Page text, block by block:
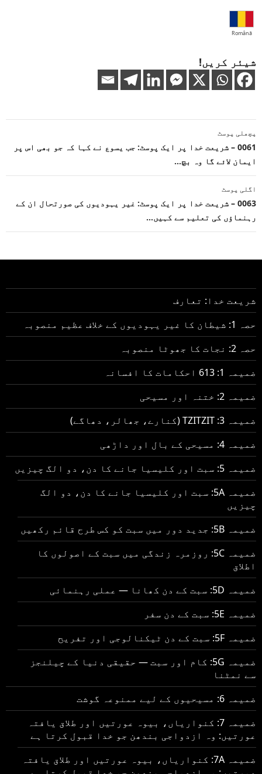
Română
شیئر کریں!
پوسٹوں
کی
نیویگیشن
پچھلی پوسٹ
0061 – شریعت خدا پر ایک پوسٹ: جب یسوع نے کہا کہ جو بھی اس پر
ایمان لائے گا وہ بچ…
اگلی پوسٹ
0063 – شریعت خدا پر ایک پوسٹ: غیر یہودیوں کی صورتحال ان کے
رہنماؤں کی تعلیم سے کہیں…
شریعت خدا: تعارف
حصہ 1: شیطان کا غیر یہودیوں کے خلاف عظیم منصوبہ
حصہ 2: نجات کا جھوٹا منصوبہ
ضمیمہ 1: 613 احکامات کا افسانہ
ضمیمہ 2: ختنہ اور مسیحی
ضمیمہ 3: TZITZIT (کنارے، جھالر، دھاگے)
ضمیمہ 4: مسیحی کے بال اور داڑھی
ضمیمہ 5: سبت اور کلیسیا جانے کا دن، دو الگ چیزیں
ضمیمہ 5A: سبت اور کلیسیا جانے کا دن، دو الگ
چیزیں
ضمیمہ 5B: جدید دور میں سبت کو کس طرح قائم رکھیں
ضمیمہ 5C: روزمرہ زندگی میں سبت کے اصولوں کا
اطلاق
ضمیمہ 5D: سبت کے دن کھانا — عملی رہنمائی
ضمیمہ 5E: سبت کے دن سفر
ضمیمہ 5F: سبت کے دن ٹیکنالوجی اور تفریح
ضمیمہ 5G: کام اور سبت — حقیقی دنیا کے چیلنجز
سے نمٹنا
ضمیمہ 6: مسیحیوں کے لیے ممنوعہ گوشت
ضمیمہ 7: کنواریاں، بیوہ عورتیں اور طلاق یافتہ
عورتیں: وہ ازدواجی بندھن جو خدا قبول کرتا ہے
ضمیمہ 7A: کنواریاں، بیوہ عورتیں اور طلاق یافتہ